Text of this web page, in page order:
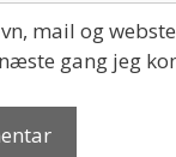
mail og
gang jeg